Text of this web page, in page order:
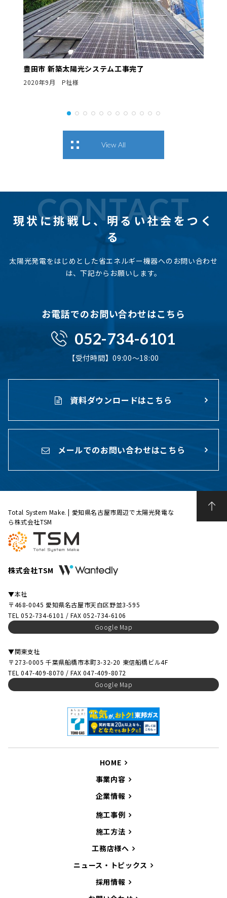
豊田市 新築太陽光システム工事完了
2020年9月 P社様
View All
CONTACT
現状に挑戦し、明るい社会をつく
る
太陽光発電をはじめとした省エネルギー機器へのお問い合わせ
は、下記からお願いします。
お電話でのお問い合わせはこちら
052-734-6101
【受付時間】09:00〜18:00
資料ダウンロードはこちら
メールでのお問い合わせはこちら
Total System Make. | 愛知県名古屋市周辺で太陽光発電な
ら株式会社TSM
株式会社TSM
▼本社
〒468-0045 愛知県名古屋市天白区野並3-595
TEL 052-734-6101 / FAX 052-734-6106
Google Map
▼関東支社
〒273-0005 千葉県船橋市本町3-32-20 東信船橋ビル4F
TEL 047-409-8070 / FAX 047-409-8072
Google Map
HOME
事業内容
企業情報
施工事例
施工方法
工務店様へ
ニュース・トピックス
採用情報